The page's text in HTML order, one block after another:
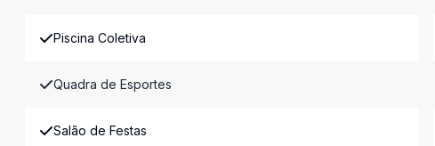
Piscina Coletiva
Quadra de Esportes
Salão de Festas